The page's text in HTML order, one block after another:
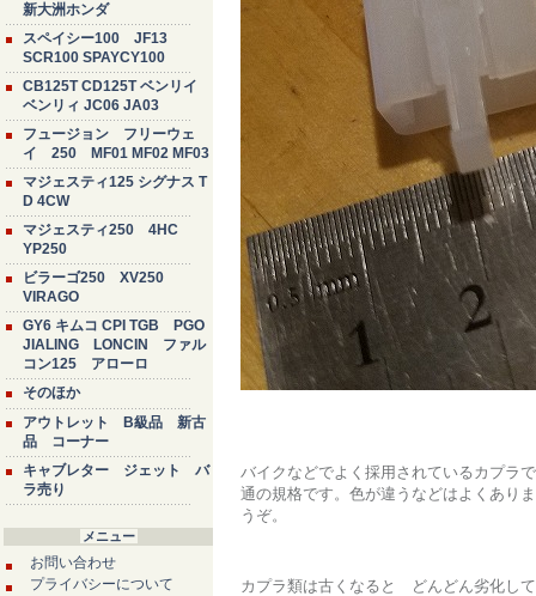
新大洲ホンダ
スペイシー100 JF13
SCR100 SPAYCY100
CB125T CD125T ベンリイ
ベンリィ JC06 JA03
フュージョン フリーウェ
イ 250 MF01 MF02 MF03
マジェスティ125 シグナス T
D 4CW
マジェスティ250 4HC
YP250
ビラーゴ250 XV250
VIRAGO
GY6 キムコ CPI TGB PGO
JIALING LONCIN ファル
コン125 アローロ
そのほか
アウトレット B級品 新古
品 コーナー
キャブレター ジェット バ
ラ売り
メニュー
お問い合わせ
プライバシーについて
バイクなどでよく採用されているカプラ
通の規格です。色が違うなどはよくあり
うぞ。
カプラ類は古くなると どんどん劣化し